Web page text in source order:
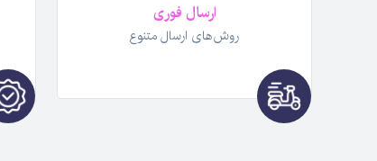
ارسال فوری
روش‌های ارسال متنوع